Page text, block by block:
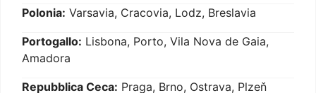
Polonia: Varsavia, Cracovia, Lodz, Breslavia
Portogallo: Lisbona, Porto, Vila Nova de Gaia,
Amadora
Repubblica Ceca: Praga, Brno, Ostrava, Plzeň